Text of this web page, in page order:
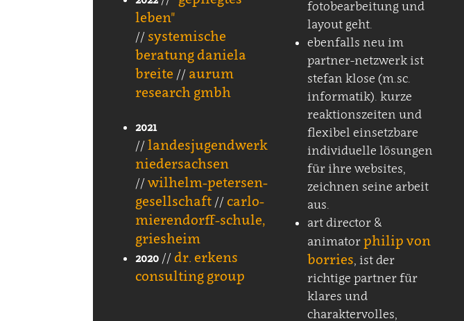
leben"
// systemische
beratung daniela
breite // aurum
research gmbh
2021
// landesjugendwerk
niedersachsen
// wilhelm-petersen-
gesellschaft// carlo-
mierendorff-schule,
griesheim
2020 // dr. erkens
consulting group
fotobearbeitung und
layout geht.
ebenfalls neu im
partner-netzwerk ist
stefan klose (m.sc.
informatik). kurze
reaktionszeiten und
flexibel einsetzbare
individuelle lösungen
für ihre websites,
zeichnen seine arbeit
aus.
art director &
animator philip von
borries , ist der
richtige partner für
klares und
charaktervolles,